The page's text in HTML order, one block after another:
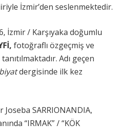
İzmir’den seslenmektedir.
İzmir / Karşıyaka doğumlu
fotoğraflı özgeçmiş ve
Adı geçen
dergisinde ilk kez
SARRIONANDIA,
“IRMAK” / “KÖK